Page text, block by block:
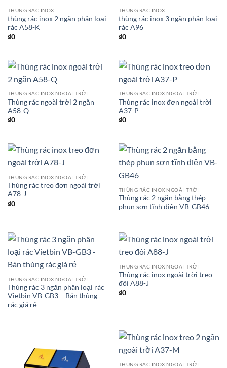
THÙNG RÁC INOX
thùng rác inox 2 ngăn phân loại
rác A58-K
₫0
THÙNG RÁC INOX
thùng rác inox 3 ngăn phân loại
rác A96
₫0
THÙNG RÁC INOX NGOÀI TRỜI
Thùng rác ngoài trời 2 ngăn
A58-Q
₫0
THÙNG RÁC INOX NGOÀI TRỜI
Thùng rác inox đơn ngoài trời
A37-P
₫0
THÙNG RÁC INOX NGOÀI TRỜI
Thùng rác treo đơn ngoài trời
A78-J
₫0
THÙNG RÁC INOX NGOÀI TRỜI
Thùng rác 2 ngăn bằng thép
phun sơn tĩnh điện VB-GB46
THÙNG RÁC INOX NGOÀI TRỜI
Thùng rác 3 ngăn phân loại rác
Vietbin VB-GB3 – Bán thùng
rác giá rẻ
THÙNG RÁC INOX NGOÀI TRỜI
Thùng rác inox ngoài trời treo
đôi A88-J
₫0
THÙNG RÁC INOX NGOÀI TRỜI